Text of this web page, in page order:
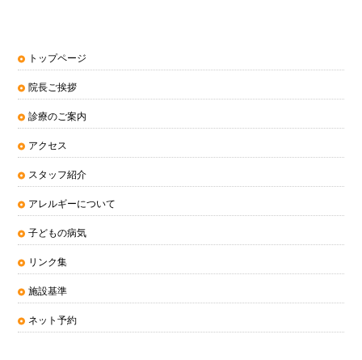
トップページ
院長ご挨拶
診療のご案内
アクセス
スタッフ紹介
アレルギーについて
子どもの病気
リンク集
施設基準
ネット予約